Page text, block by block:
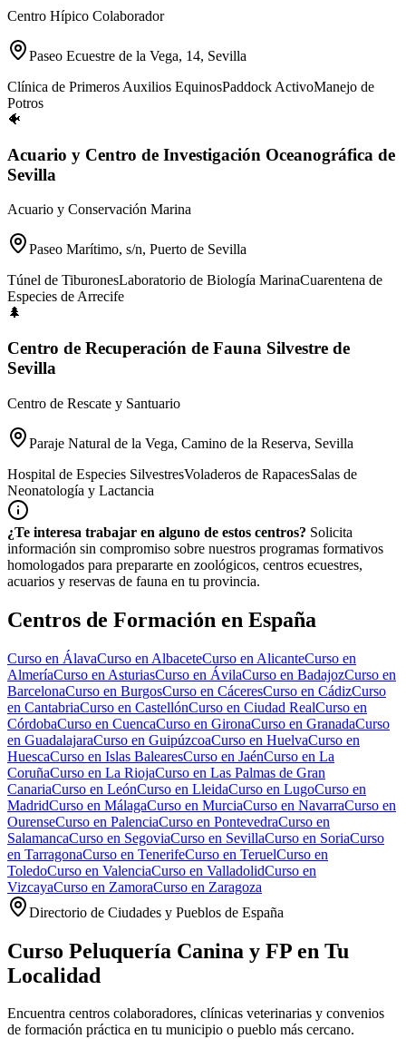
Centro Hípico Colaborador
Paseo Ecuestre de la Vega, 14, Sevilla
Clínica de Primeros Auxilios EquinosPaddock ActivoManejo de
Potros
🐠
Acuario y Centro de Investigación Oceanográfica de
Sevilla
Acuario y Conservación Marina
Paseo Marítimo, s/n, Puerto de Sevilla
Túnel de TiburonesLaboratorio de Biología MarinaCuarentena de
Especies de Arrecife
🌲
Centro de Recuperación de Fauna Silvestre de
Sevilla
Centro de Rescate y Santuario
Paraje Natural de la Vega, Camino de la Reserva, Sevilla
Hospital de Especies SilvestresVoladeros de RapacesSalas de
Neonatología y Lactancia
¿Te interesa trabajar en alguno de estos centros? Solicita
información sin compromiso sobre nuestros programas formativos
homologados para prepararte en zoológicos, centros ecuestres,
acuarios y reservas de fauna en tu provincia.
Centros de Formación en España
Curso en ÁlavaCurso en AlbaceteCurso en AlicanteCurso en
AlmeríaCurso en AsturiasCurso en ÁvilaCurso en BadajozCurso en
BarcelonaCurso en BurgosCurso en CáceresCurso en CádizCurso
en CantabriaCurso en CastellónCurso en Ciudad RealCurso en
CórdobaCurso en CuencaCurso en GironaCurso en GranadaCurso
en GuadalajaraCurso en GuipúzcoaCurso en HuelvaCurso en
HuescaCurso en Islas BalearesCurso en JaénCurso en La
CoruñaCurso en La RiojaCurso en Las Palmas de Gran
CanariaCurso en LeónCurso en LleidaCurso en LugoCurso en
MadridCurso en MálagaCurso en MurciaCurso en NavarraCurso en
OurenseCurso en PalenciaCurso en PontevedraCurso en
SalamancaCurso en SegoviaCurso en SevillaCurso en SoriaCurso
en TarragonaCurso en TenerifeCurso en TeruelCurso en
ToledoCurso en ValenciaCurso en ValladolidCurso en
VizcayaCurso en ZamoraCurso en Zaragoza
Directorio de Ciudades y Pueblos de España
Curso Peluquería Canina y FP en Tu
Localidad
Encuentra centros colaboradores, clínicas veterinarias y convenios
de formación práctica en tu municipio o pueblo más cercano.